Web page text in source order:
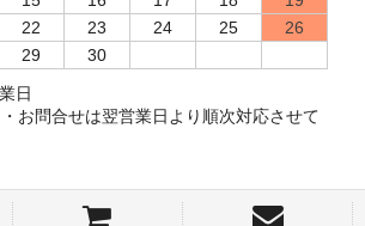
22 23 24 25
26
29 30
日
お問合せは翌営業日より順次対応させて